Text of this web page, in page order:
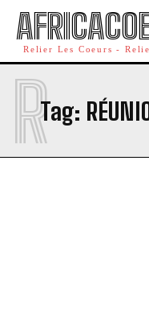
Relier Les Coeurs -
Tag:
R